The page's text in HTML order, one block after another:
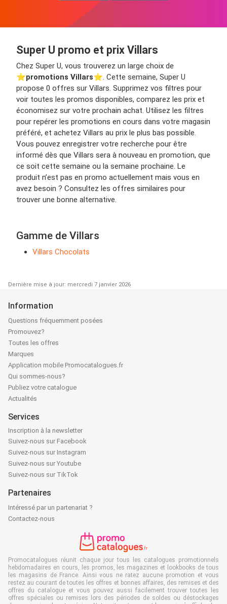
Super U promo et prix Villars
Chez Super U, vous trouverez un large choix de
⭐️promotions Villars⭐️. Cette semaine, Super U
propose 0 offres sur Villars. Supprimez vos filtres pour
voir toutes les promos disponibles, comparez les prix et
économisez sur votre prochain achat. Utilisez les filtres
pour repérer les promotions en cours dans votre magasin
préféré, et achetez Villars au prix le plus bas possible.
Vous pouvez enregistrer votre recherche pour être
informé dès que Villars sera à nouveau en promotion, que
ce soit cette semaine ou la semaine prochaine. Le
produit n’est pas en promo actuellement mais vous en
avez besoin ? Consultez les offres similaires pour
trouver une bonne alternative.
Gamme de Villars
Villars Chocolats
Dernière mise à jour: mercredi 7 janvier 2026
Information
Questions fréquemment posées
Promouvez?
Toutes les offres
Marques
Application mobile Promocatalogues.fr
Qui sommes-nous?
Publiez votre catalogue
Actualités
Services
Inscription à la newsletter
Suivez-nous sur Facebook
Suivez-nous sur Instagram
Suivez-nous sur Youtube
Suivez-nous sur TikTok
Partenaires
Intéressé par un partenariat ?
Contactez-nous
Promocatalogues réunit chaque jour tous les catalogues promotionnels
hebdomadaires en cours, les promos, les magazines et lookbooks de tous
les magasins de France. Ainsi vous ne ratez aucune promotion et vous
restez au courant de toutes les offres et bonnes affaires, des remises et des
offres du catalogue et vous pouvez aussi facilement trouver toutes les
offres spéciales ou remises lors des périodes de soldes ou déstockages